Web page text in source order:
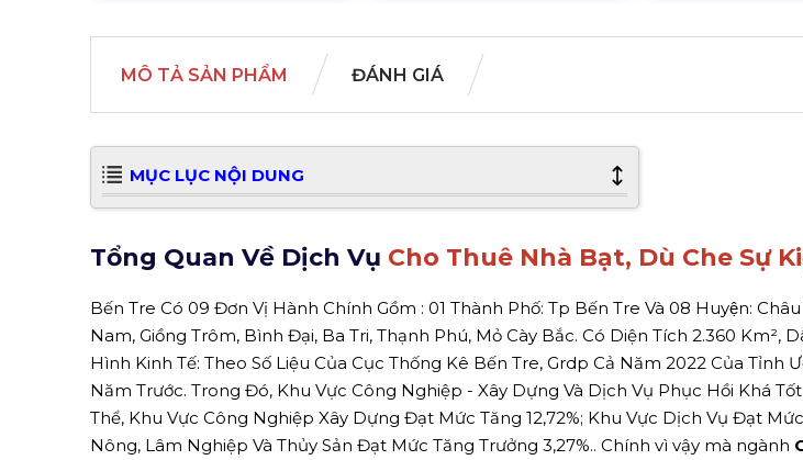
MÔ TẢ SẢN PHẨM ĐÁNH GIÁ
MỤC LỤC NỘI DUNG
Tổng Quan Về Dịch Vụ Cho Thuê Nhà Bạt, Dù Che Sự
Bến Tre Có 09 Đơn Vị Hành Chính Gồm : 01 Thành Phố: Tp Bến Tre Và 08 Huyện:
Nam, Giồng Trôm, Bình Đại, Ba Tri, Thạnh Phú, Mỏ Cày Bắc. Có Diện Tích 2.360 Km²,
Hình Kinh Tế: Theo Số Liệu Của Cục Thống Kê Bến Tre, Grdp Cả Năm 2022 Của Tỉnh
Năm Trước. Trong Đó, Khu Vực Công Nghiệp - Xây Dựng Và Dịch Vụ Phục Hồi Khá
Thể, Khu Vực Công Nghiệp Xây Dựng Đạt Mức Tăng 12,72%; Khu Vực Dịch Vụ Đạt
Nông, Lâm Nghiệp Và Thủy Sản Đạt Mức Tăng Trưởng 3,27%.. Chính vì vậy mà ngành